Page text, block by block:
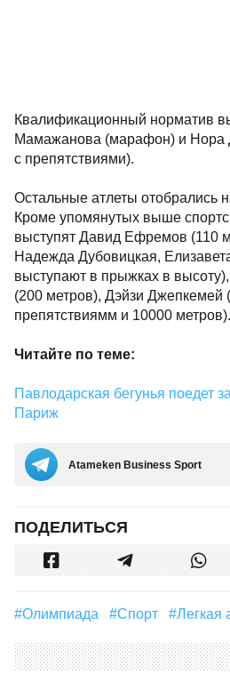
Квалификационный норматив
Мамажанова (марафон) и Нора
с препятствиями).
Остальные атлеты отобрались
Кроме упомянутых выше
выступят Давид Ефремов (110
Надежда Дубовицкая,
выступают в прыжках в
(200 метров), Дэйзи Джепкемей
препятствиямм и 10000 метров).
Читайте по теме:
Павлодарская бегунья поедет
Париж
Аtameken Business Sport
ПОДЕЛИТЬСЯ
#Олимпиада #Спорт